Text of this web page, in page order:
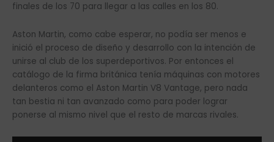
finales de los 70 para llegar a las calles en los 80.
Aston Martin, como cabe esperar, no podía ser menos e
inició el proceso de diseño y desarrollo con la intención de
unirse al club de los superdeportivos. Por entonces el
catálogo de la firma británica tenía máquinas con motores
delanteros como el Aston Martin V8 Vantage, pero nada
tan bestia ni tan avanzado como para poder lograr
ponerse al mismo nivel que el resto de marcas rivales.